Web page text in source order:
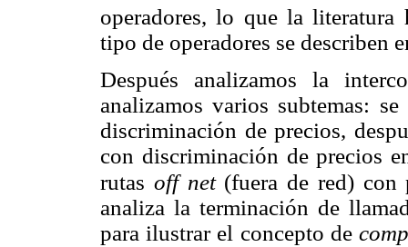
operadores, lo que la
tipo de operadores se describen
Después analizamos la
analizamos varios subtemas:
discriminación de precios,
con discriminación de precios
rutas off net(fuera de red) con
analiza la terminación de
para ilustrar el concepto de